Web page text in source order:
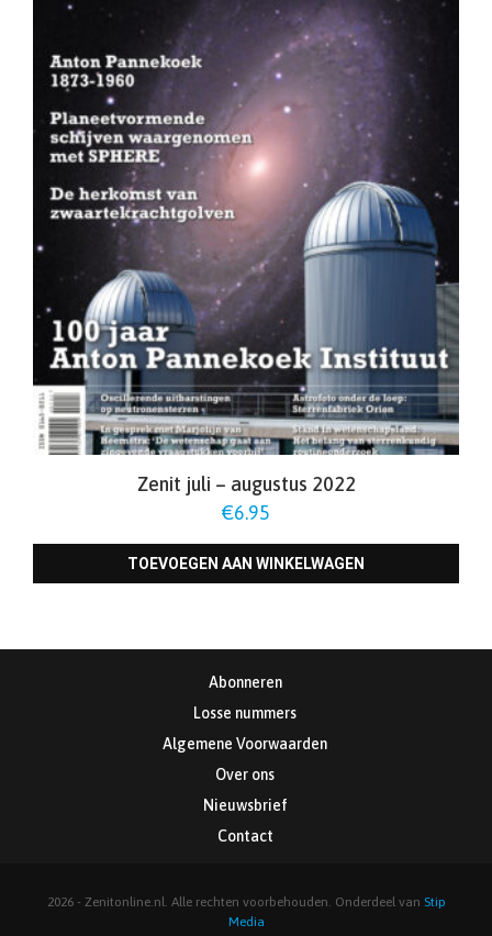
Zenit juli – augustus 2022
€6.95
TOEVOEGEN AAN WINKELWAGEN
Abonneren
Losse nummers
Algemene Voorwaarden
Over ons
Nieuwsbrief
Contact
2026 - Zenitonline.nl. Alle rechten voorbehouden. Onderdeel van Stip
Media